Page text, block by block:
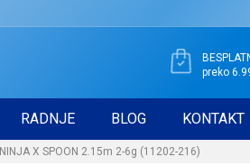
preko
RADNJE BLOG KONTAKT
NINJA X SPOON 2.15m 2-6g (11202-216)